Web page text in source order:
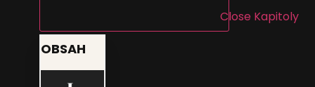
Close Kapitoly
OBSAH